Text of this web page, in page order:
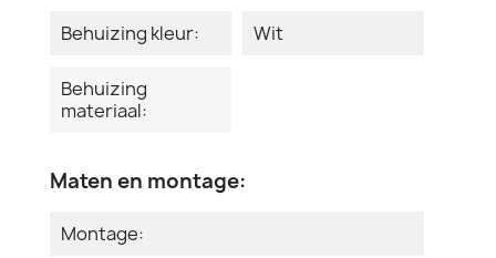
Behuizing kleur: Wit
Behuizing
materiaal:
Maten en montage:
Montage: